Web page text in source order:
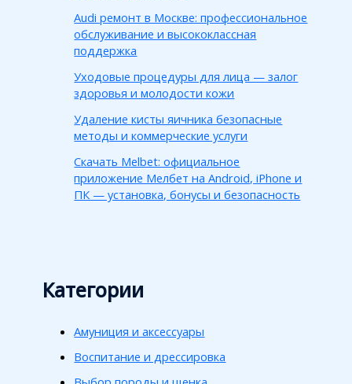
Audi ремонт в Москве: профессиональное
обслуживание и высококлассная
поддержка
Уходовые процедуры для лица — залог
здоровья и молодости кожи
Удаление кисты яичника безопасные
методы и коммерческие услуги
Скачать Melbet: официальное
приложение Мелбет на Android, iPhone и
ПК — установка, бонусы и безопасность
Категории
Амуниция и аксессуары
Воспитание и дрессировка